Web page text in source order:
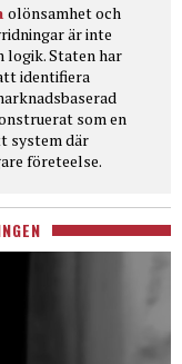
olönsamhet och
är inte
logik. Staten har
identifiera
som en
system där
företeelse.